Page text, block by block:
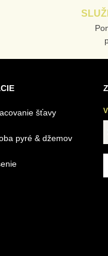
šťavy
pyré & džemov